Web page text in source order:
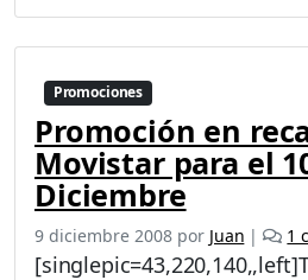
Promociones
Promoción en
Movistar para el
Diciembre
9 diciembre 2008 por Juan | 1